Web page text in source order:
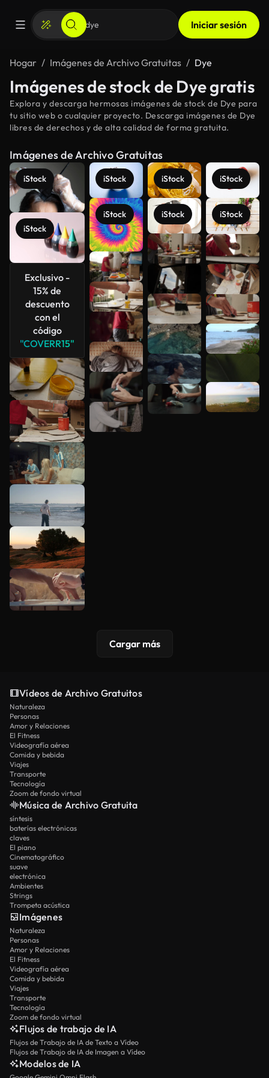
Iniciar sesión
Hogar Imágenes de Archivo Gratuitas Dye
Imágenes de stock de Dye gratis
Explora y descarga hermosas imágenes de stock de Dye para
tu sitio web o cualquier proyecto. Descarga imágenes de Dye
libres de derechos y de alta calidad de forma gratuita.
Imágenes de Archivo Gratuitas
iStock
iStock
Exclusivo -
15% de
descuento
con el
código
"COVERR15"
iStock
iStock
iStock
iStock
iStock
iStock
Ver más
Cargar más
Vídeos de Archivo Gratuitos
Naturaleza
Personas
Amor y Relaciones
El Fitness
Videografía aérea
Comida y bebida
Viajes
Transporte
Tecnología
Zoom de fondo virtual
Música de Archivo Gratuita
síntesis
baterías electrónicas
claves
El piano
Cinematográfico
suave
electrónica
Ambientes
Strings
Trompeta acústica
Imágenes
Naturaleza
Personas
Amor y Relaciones
El Fitness
Videografía aérea
Comida y bebida
Viajes
Transporte
Tecnología
Zoom de fondo virtual
Flujos de trabajo de IA
Flujos de Trabajo de IA de Texto a Vídeo
Flujos de Trabajo de IA de Imagen a Vídeo
Modelos de IA